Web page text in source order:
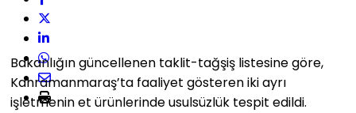
Bakanlığın güncellenen taklit-tağşiş listesine göre,
Kahramanmaraş’ta faaliyet gösteren iki ayrı
işletmenin et ürünlerinde usulsüzlük tespit edildi.